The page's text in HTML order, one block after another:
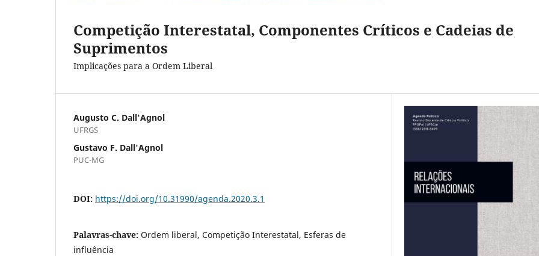
Competição Interestatal, Componentes Críticos e Cadeias de
Suprimentos
Implicações para a Ordem Liberal
Augusto C. Dall'Agnol
UFRGS
Gustavo F. Dall'Agnol
PUC-MG
DOI: https://doi.org/10.31990/agenda.2020.3.1
Palavras-chave: Ordem liberal, Competição Interestatal, Esferas de
influência